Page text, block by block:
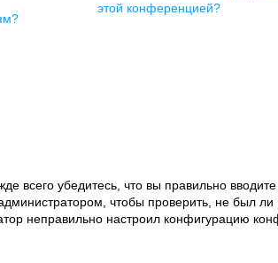
этой конференцией?
всего убедитесь, что вы правильно
чтобы проверить, не был ли
неправильно настроил конфигурацию